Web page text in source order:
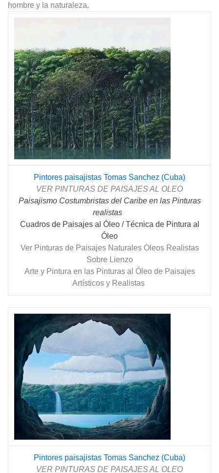
hombre y la naturaleza.
Pintores paisajistas Tomas Sanchez (Cuba)
VER PINTURAS DE PAISAJES AL OLEO
Paisajismo Costumbristas del Caribe en las Pinturas
realistas
Cuadros de Paisajes al Óleo / Técnica de Pintura al
Óleo
Ver Pinturas de Paisajes Naturales Oleos Realistas
Sobre Lienzo
Arte y Pintura en las Pinturas al Óleo de Paisajes
Artísticos y Realistas
Pintores paisajistas Tomas Sanchez (Cuba)
VER PINTURAS DE PAISAJES AL OLEO